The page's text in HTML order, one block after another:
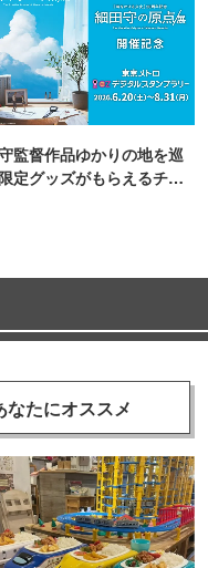
監督作品ゆかりの地を巡
定グッズがもらえるチャ
なたにオススメ